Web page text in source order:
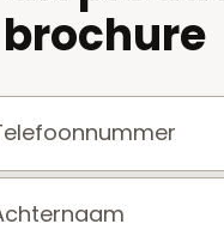
*
*